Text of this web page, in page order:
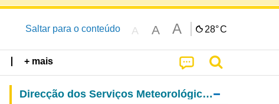
Saltar para o conteúdo A A A 28°C
+ mais
Direcção dos Serviços Meteorológicos e Geofísicos